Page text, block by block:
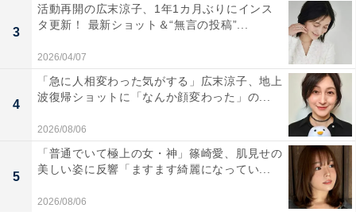
3
活動再開の広末涼子、1年1カ月ぶりにインス
タ更新！ 最新ショット＆“無言の投稿”...
2026/04/07
4
「急に人相変わった気がする」広末涼子、地上
波復帰ショットに「なんか顔変わった」の...
2026/08/06
5
「普通でいて極上の女・神」篠崎愛、肌見せの
美しい姿に反響「ますます綺麗になってい...
2026/08/06